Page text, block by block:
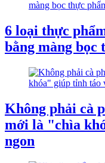
6 loại thực
bằng màng bọc
Không phải cà
mới là "chìa
ngon